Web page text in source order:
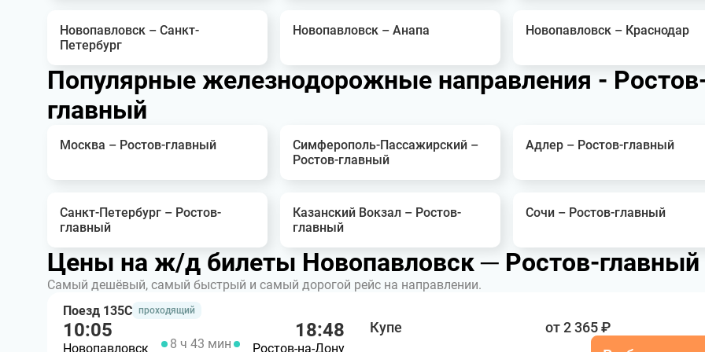
Новопавловск – Санкт-
Петербург
Новопавловск – Анапа Новопавловск – Краснодар
Популярные железнодорожные направления -
главный
Москва – Ростов-главный
Симферополь-Пассажирский –
Ростов-главный
Адлер – Ростов-главный
Санкт-Петербург – Ростов-
главный
Казанский Вокзал – Ростов-
главный
Сочи – Ростов-главный
Цены на ж/д билеты Новопавловск ─ Ростов-главный
Самый дешёвый, самый быстрый и самый дорогой рейс на направлении.
Поезд 135С проходящий
10:05
Новопавловск 8 ч 43 мин
18:48
Ростов-на-Дону
Купе от 2 365 ₽